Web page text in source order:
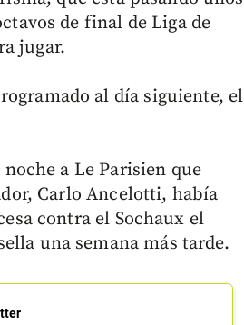
de final de Liga de
jugar.
al día siguiente, el
a Le Parisien que
Carlo Ancelotti, había
contra el Sochaux el
una semana más tarde.